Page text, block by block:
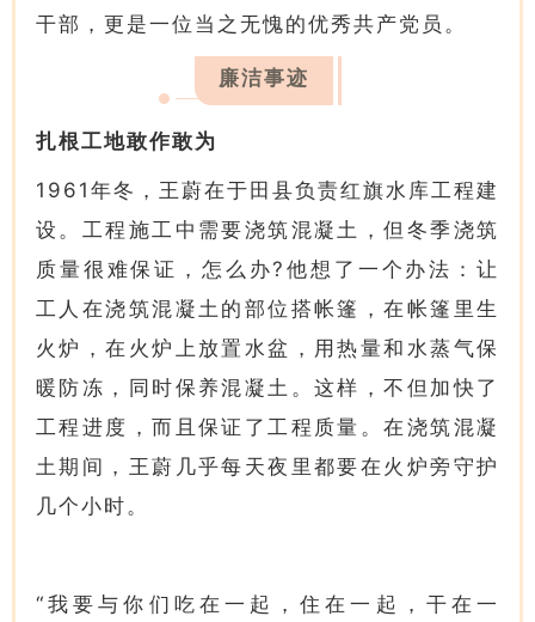
干部，更是一位当之无愧的优秀共产党员。
廉洁事迹
扎根工地敢作敢为
1961年冬，王蔚在于田县负责红旗水库工程建
设。工程施工中需要浇筑混凝土，但冬季浇筑
质量很难保证，怎么办?他想了一个办法：让
工人在浇筑混凝土的部位搭帐篷，在帐篷里生
火炉，在火炉上放置水盆，用热量和水蒸气保
暖防冻，同时保养混凝土。这样，不但加快了
工程进度，而且保证了工程质量。在浇筑混凝
土期间，王蔚几乎每天夜里都要在火炉旁守护
几个小时。
“我要与你们吃在一起，住在一起，干在一